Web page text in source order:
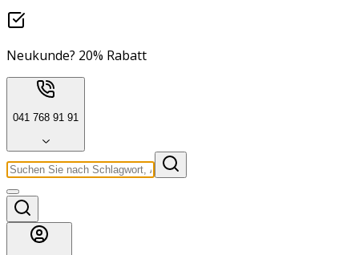
Neukunde? 20% Rabatt
041 768 91 91